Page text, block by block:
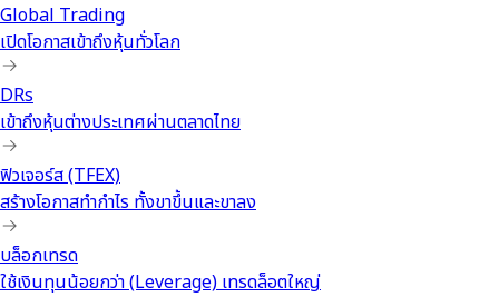
Global Trading
เปิดโอกาสเข้าถึงหุ้นทั่วโลก
DRs
เข้าถึงหุ้นต่างประเทศผ่านตลาดไทย
ฟิวเจอร์ส (TFEX)
สร้างโอกาสทำกำไร ทั้งขาขึ้นและขาลง
บล็อกเทรด
ใช้เงินทุนน้อยกว่า (Leverage) เทรดล็อตใหญ่